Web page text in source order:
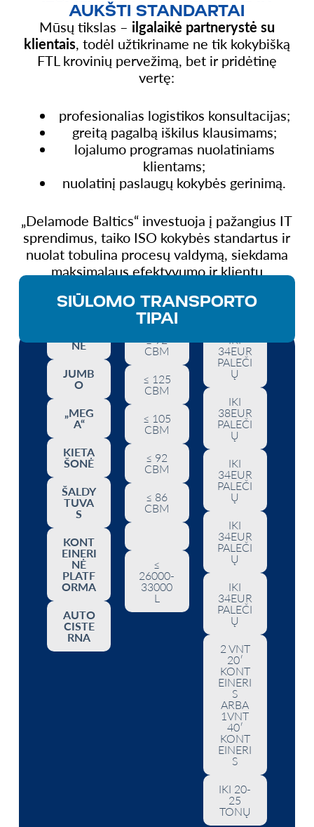
AUKŠTI STANDARTAI
Mūsų tikslas – ilgalaikė partnerystė su
klientais, todėl užtikriname ne tik kokybišką
FTL krovinių pervežimą, bet ir pridėtinę
vertę:
profesionalias logistikos konsultacijas;
greitą pagalbą iškilus klausimams;
lojalumo programas nuolatiniams
klientams;
nuolatinį paslaugų kokybės gerinimą.
„Delamode Baltics“ investuoja į pažangius IT
sprendimus, taiko ISO kokybės standartus ir
nuolat tobulina procesų valdymą, siekdama
maksimalaus efektyvumo ir klientų
SIŪLOMO TRANSPORTO
TIPAI
NĖ
JUMB
O
„MEG
A“
KIETA
ŠONĖ
ŠALDY
TUVA
S
KONT
EINERI
NĖ
PLATF
ORMA
AUTO
CISTE
RNA
TŪRIS
≤ 92
CBM
≤ 125
CBM
≤ 105
CBM
≤ 92
CBM
≤ 86
CBM
≤
26000-
33000
L
IKI
34EUR
PALEČI
Ų
IKI
38EUR
PALEČI
Ų
IKI
34EUR
PALEČI
Ų
IKI
34EUR
PALEČI
Ų
IKI
34EUR
PALEČI
Ų
2 VNT
20′
KONT
EINERI
S
ARBA
1VNT
40′
KONT
EINERI
S
IKI 20-
25
TONŲ